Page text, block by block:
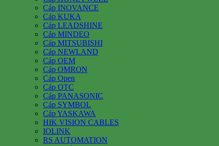
Cáp INOVANCE
Cáp KUKA
Cáp LEADSHINE
Cáp MINDEO
Cáp MITSUBISHI
Cáp NEWLAND
Cáp OEM
Cáp OMRON
Cáp Open
Cáp OTC
Cáp PANASONIC
Cáp SYMBOL
Cáp YASKAWA
HIK VISION CABLES
IOLINK
RS AUTOMATION